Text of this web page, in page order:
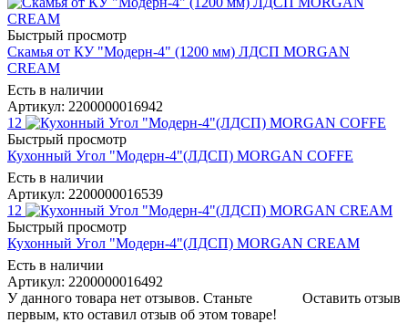
Быстрый просмотр
Скамья от КУ "Модерн-4" (1200 мм) ЛДСП MORGAN
CREAM
Есть в наличии
Артикул: 2200000016942
12
Быстрый просмотр
Кухонный Угол "Модерн-4"(ЛДСП) MORGAN COFFE
Есть в наличии
Артикул: 2200000016539
12
Быстрый просмотр
Кухонный Угол "Модерн-4"(ЛДСП) MORGAN CREAM
Есть в наличии
Артикул: 2200000016492
Оставить отзыв
У данного товара нет отзывов. Станьте
первым, кто оставил отзыв об этом товаре!